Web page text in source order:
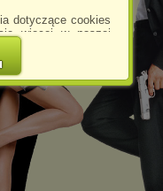
dotyczące cookies
więcej w naszej
przeglądarki może
cookies niestety
Partnerów
działań